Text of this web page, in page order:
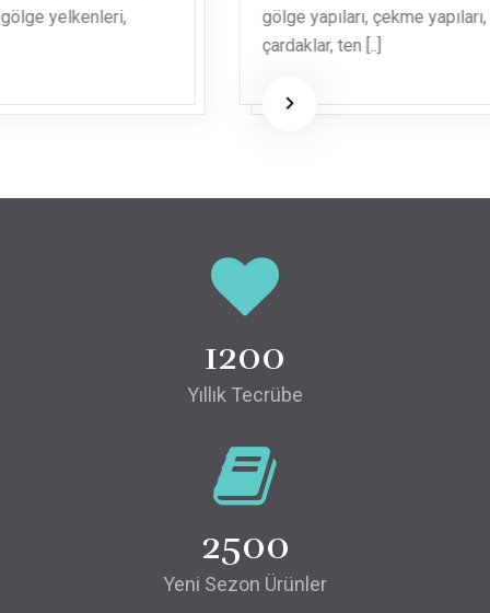
gölge yapıları, çekme yapıları, gölge yelkenleri,
1200
Yıllık Tecrübe
2500
Yeni Sezon Ürünler